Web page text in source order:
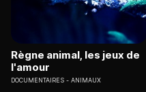
Règne animal, les jeux de
l'amour
DOCUMENTAIRES ANIMAUX